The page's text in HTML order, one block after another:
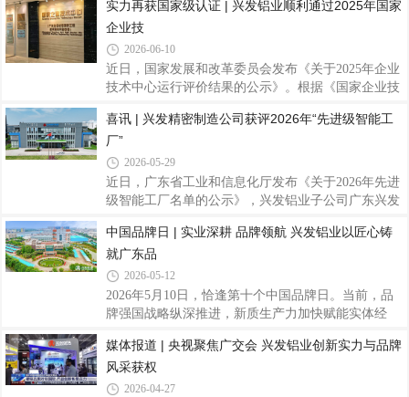
新，积极联动高校、科创企业开展技术攻关。此次获
奖，既是对兴发铝业研发实力和产学研成果的认可，
实力再获国家级认证 | 兴发铝业顺利通过2025年国家
企业技
2026-06-10
近日，国家发展和改革委员会发布《关于2025年企业
技术中心运行评价结果的公示》。根据《国家企业技
发铝业有限公司（以下简称“兴发铝业”）企业技术中
心成功通过本次运行评价，标志着公司国家级研发平
台建设、科技创新综合实力再获国家权威认可。深耕
铝型材制造领域四十余年，兴发铝业始终坚持科创驱
动发展，以国家企业技术中心为创新枢纽，持续完善
型材新材料、新工艺、轻量化等领域关键核心技术攻
关。依托平台研发，公司累计牵头、参与编
喜讯 | 兴发精密制造公司获评2026年“先进级智能工
厂”
2026-05-29
近日，广东省工业和信息化厅发布《关于2026年先进
级智能工厂名单的公示》，兴发铝业子公司广东兴发
凭借在智能制造领域的卓越实践与突出成效，成功获
评广东省先进级智能工厂。这是继获评“佛山市数字
化智能化示范工厂”后，公司在智能制造领域获得的
又一重要荣誉。据悉，本次评选依据工信部等六部委
联合印发的《智能工厂梯度培育管理办法（暂行）》
级四个层级。“先进级智能工厂”要求企业聚焦数字化
转型与网络化协同，实现生产经营数据互
中国品牌日 | 实业深耕 品牌领航 兴发铝业以匠心铸
就广东品
2026-05-12
2026年5月10日，恰逢第十个中国品牌日。当前，品
牌强国战略纵深推进，新质生产力加快赋能实体经
与创新中，不断夯实发展根基，提升品牌价值。扎根
南粤沃土，躬耕铝业赛道四十余载，兴发铝业始终以
精益求精的产品品质、持续突破的科技实力、胸怀世
媒体报道 | 央视聚焦广交会 兴发铝业创新实力与品牌
风采获权
2026-04-27